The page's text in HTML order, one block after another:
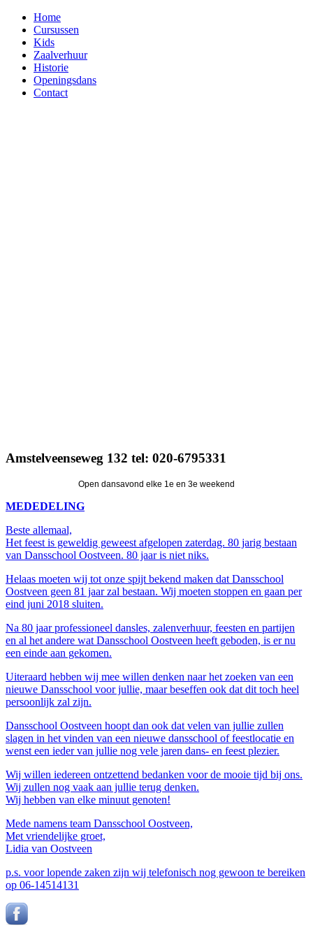
Home
Cursussen
Kids
Zaalverhuur
Historie
Openingsdans
Contact
Amstelveenseweg 132 tel: 020-6795331
MEDEDELING
Beste allemaal,
Het feest is geweldig geweest afgelopen zaterdag. 80 jarig bestaan
van Dansschool Oostveen. 80 jaar is niet niks.
Helaas moeten wij tot onze spijt bekend maken dat Dansschool
Oostveen geen 81 jaar zal bestaan. Wij moeten stoppen en gaan per
eind juni 2018 sluiten.
Na 80 jaar professioneel dansles, zalenverhuur, feesten en partijen
en al het andere wat Dansschool Oostveen heeft geboden, is er nu
een einde aan gekomen.
Uiteraard hebben wij mee willen denken naar het zoeken van een
nieuwe Dansschool voor jullie, maar beseffen ook dat dit toch heel
persoonlijk zal zijn.
Dansschool Oostveen hoopt dan ook dat velen van jullie zullen
slagen in het vinden van een nieuwe dansschool of feestlocatie en
wenst een ieder van jullie nog vele jaren dans- en feest plezier.
Wij willen iedereen ontzettend bedanken voor de mooie tijd bij ons.
Wij zullen nog vaak aan jullie terug denken.
Wij hebben van elke minuut genoten!
Mede namens team Dansschool Oostveen,
Met vriendelijke groet,
Lidia van Oostveen
p.s. voor lopende zaken zijn wij telefonisch nog gewoon te bereiken
op 06-14514131